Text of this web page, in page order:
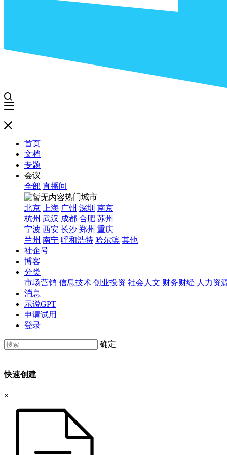
首页
文档
专题
会议
全部 直播间
热门城市
北京
上海 广州 深圳 南京
杭州 武汉 成都 合肥 苏州
宁波 西安 长沙 郑州 重庆
兰州 南宁 呼和浩特 哈尔滨 其他
社企号
博客
分类
市场营销 信息技术 创业投资 社会人文 财务财经 人力资
消息
示说GPT
申请试用
登录
确定
快速创建
×